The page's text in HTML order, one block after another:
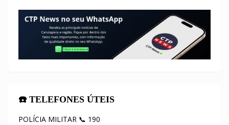
☎️ TELEFONES ÚTEIS
POLÍCIA MILITAR 📞 190